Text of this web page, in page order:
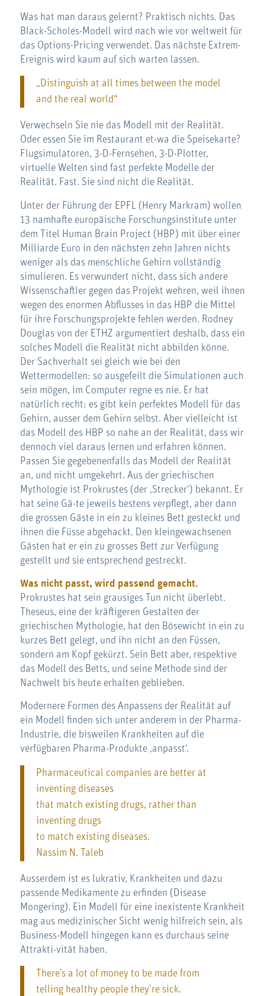
Was hat man daraus gelernt? Praktisch nichts. Das
Black-Scholes-Modell wird nach wie vor weltweit für
das Options-Pricing verwendet. Das nächste Extrem-
Ereignis wird kaum auf sich warten lassen.
„Distinguish at all times between the model
and the real world“
Verwechseln Sie nie das Modell mit der Realität.
Oder essen Sie im Restaurant et-wa die Speisekarte?
Flugsimulatoren, 3-D-Fernsehen, 3-D-Plotter,
virtuelle Welten sind fast perfekte Modelle der
Realität. Fast. Sie sind nicht die Realität.
Unter der Führung der EPFL (Henry Markram) wollen
13 namhafte europäische Forschungsinstitute unter
dem Titel Human Brain Project (HBP) mit über einer
Milliarde Euro in den nächsten zehn Jahren nichts
weniger als das menschliche Gehirn vollständig
simulieren. Es verwundert nicht, dass sich andere
Wissenschaftler gegen das Projekt wehren, weil ihnen
wegen des enormen Abflusses in das HBP die Mittel
für ihre Forschungsprojekte fehlen werden. Rodney
Douglas von der ETHZ argumentiert deshalb, dass ein
solches Modell die Realität nicht abbilden könne.
Der Sachverhalt sei gleich wie bei den
Wettermodellen: so ausgefeilt die Simulationen auch
sein mögen, im Computer regne es nie. Er hat
natürlich recht: es gibt kein perfektes Modell für das
Gehirn, ausser dem Gehirn selbst. Aber vielleicht ist
das Modell des HBP so nahe an der Realität, dass wir
dennoch viel daraus lernen und erfahren können.
Passen Sie gegebenenfalls das Modell der Realität
an, und nicht umgekehrt. Aus der griechischen
Mythologie ist Prokrustes (der ‚Strecker‘) bekannt. Er
hat seine Gä-te jeweils bestens verpflegt, aber dann
die grossen Gäste in ein zu kleines Bett gesteckt und
ihnen die Füsse abgehackt. Den kleingewachsenen
Gästen hat er ein zu grosses Bett zur Verfügung
gestellt und sie entsprechend gestreckt.
Was nicht passt, wird passend gemacht.
Prokrustes hat sein grausiges Tun nicht überlebt.
Theseus, eine der kräftigeren Gestalten der
griechischen Mythologie, hat den Bösewicht in ein zu
kurzes Bett gelegt, und ihn nicht an den Füssen,
sondern am Kopf gekürzt. Sein Bett aber, respektive
das Modell des Betts, und seine Methode sind der
Nachwelt bis heute erhalten geblieben.
Modernere Formen des Anpassens der Realität auf
ein Modell finden sich unter anderem in der Pharma-
Industrie, die bisweilen Krankheiten auf die
verfügbaren Pharma-Produkte ‚anpasst‘.
Pharmaceutical companies are better at
inventing diseases
that match existing drugs, rather than
inventing drugs
to match existing diseases.
Nassim N. Taleb
Ausserdem ist es lukrativ, Krankheiten und dazu
passende Medikamente zu erfinden (Disease
Mongering). Ein Modell für eine inexistente Krankheit
mag aus medizinischer Sicht wenig hilfreich sein, als
Business-Modell hingegen kann es durchaus seine
Attrakti-vität haben.
There’s a lot of money to be made from
telling healthy people they’re sick.